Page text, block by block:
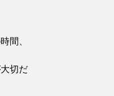
間、
切だ